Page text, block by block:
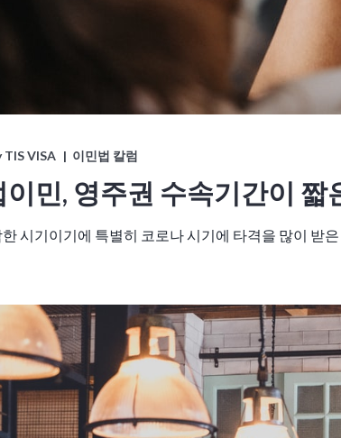
TIS VISA 이민법 칼럼
민, 영주권 수속기간이 짧
시기이기에 특별히 코로나 시기에 타격을 많이 받